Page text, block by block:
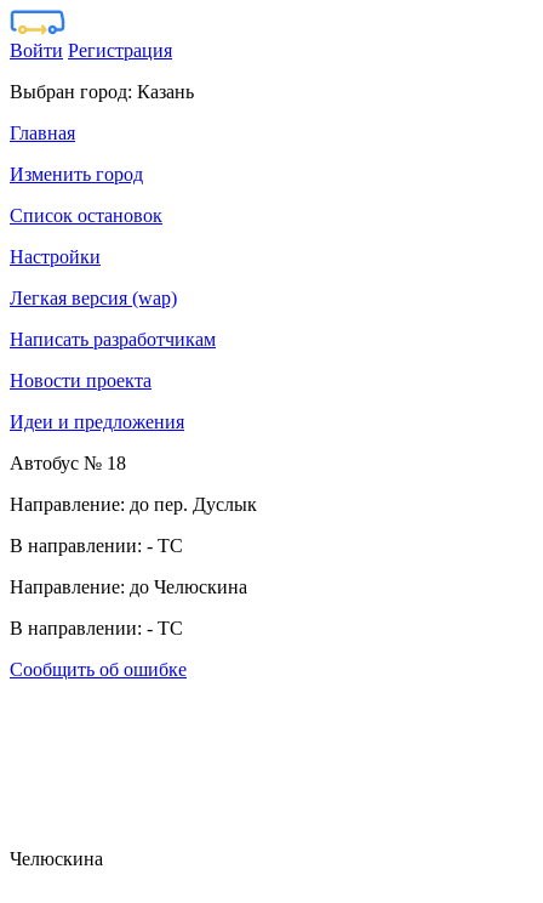
Войти Регистрация
Выбран город: Казань
Главная
Изменить город
Список остановок
Настройки
Легкая версия (wap)
Написать разработчикам
Новости проекта
Идеи и предложения
Автобус № 18
Направление: до пер. Дуслык
В направлении: - ТС
Направление: до Челюскина
В направлении: - ТС
Сообщить об ошибке
Челюскина